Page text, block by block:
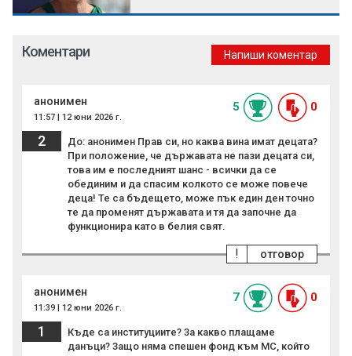
Коментари Напиши коментар
анонимен
11:57 | 12 юни 2026 г.
5 0
2
До: анонимен Прав си, но каква вина имат децата?
При положение, че държавата не пази децата си,
това им е последният шанс - всички да се
обединим и да спасим колкото се може повече
деца! Те са бъдещето, може пък един ден точно
те да променят държавата и тя да започне да
функционира като в белия свят.
отговор
!
анонимен
11:39 | 12 юни 2026 г.
7 0
1
Къде са институциите? 3а какво плащаме
данъци? 3ащо няма спешен фонд към МС, който